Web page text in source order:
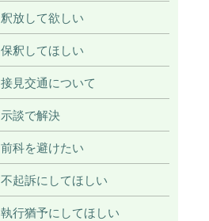
釈放して欲しい
保釈してほしい
接見交通について
示談で解決
前科を避けたい
不起訴にしてほしい
執行猶予にしてほしい